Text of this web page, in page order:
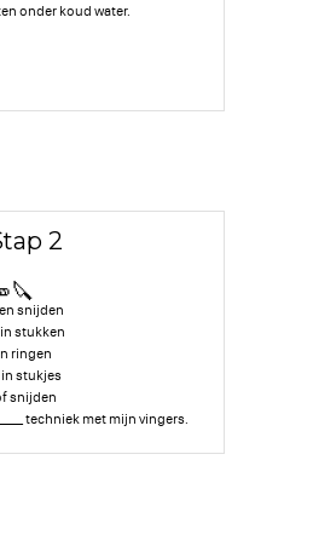
onder koud water.
2
snijden
stukken
ringen
stukjes
snijden
techniek met mijn vingers.